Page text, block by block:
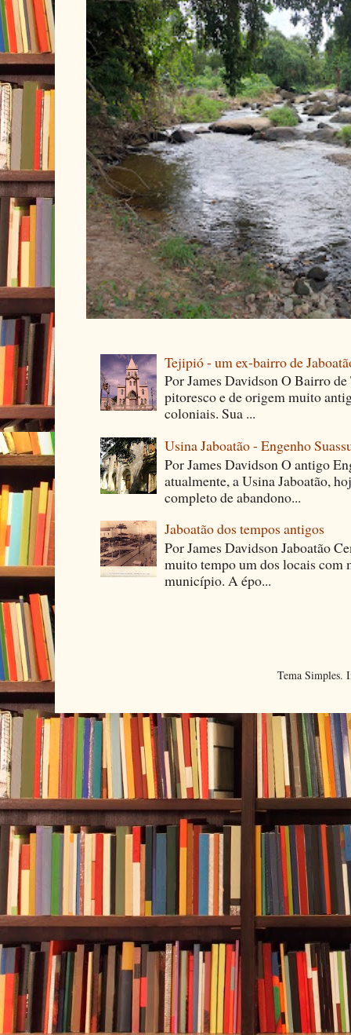
Tejipió - um ex-bairro de
Por James Davidson O Bairro
pitoresco e de origem muito
coloniais. Sua ...
Usina Jaboatão - Engenho
Por James Davidson O antigo
atualmente, a Usina Jaboatão,
completo de abandono...
Jaboatão dos tempos antigos
Por James Davidson Jaboatão
muito tempo um dos locais com
município. A épo...
Tema Simples.